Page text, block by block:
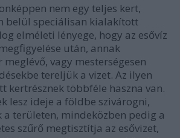
nem egy teljes kert,
belül speciálisan kialakított
elméleti lényege, hogy az esővíz
után, annak
vagy mesterségesen
tereljük a vizet. Az ilyen
kertrésznek többféle haszna van.
lesz ideje a földbe szivárogni,
a területen, mindeközben pedig a
szűrő megtisztítja az esővizet,